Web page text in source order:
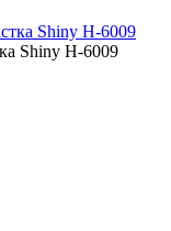
Shiny H-6009